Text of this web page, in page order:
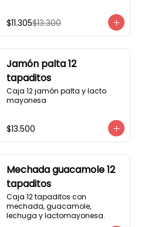
$11.305$13.300
Jamón palta 12
tapaditos
Caja 12 jamón palta y lacto
mayonesa
$13.500
Mechada guacamole 12
tapaditos
Caja 12 tapaditos con
mechada, guacamole,
lechuga y lactomayonesa.